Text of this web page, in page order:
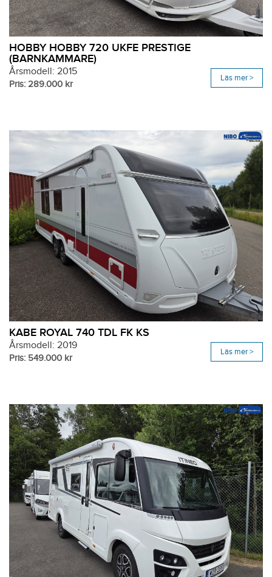
HOBBY HOBBY 720 UKFE PRESTIGE
(BARNKAMMARE)
Årsmodell: 2015
Pris: 289.000 kr
Läs mer >
KABE ROYAL 740 TDL FK KS
Årsmodell: 2019
Pris: 549.000 kr
Läs mer >